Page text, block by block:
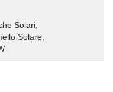
Solari
Solare